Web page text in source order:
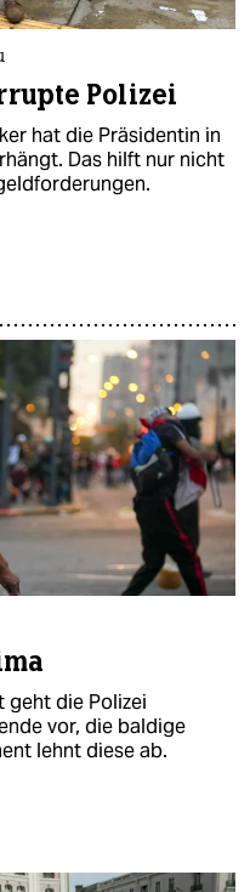
Polizei
hat die Präsidentin in
Das hilft nur nicht
geht die Polizei
vor, die baldige
lehnt diese ab.